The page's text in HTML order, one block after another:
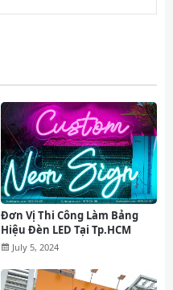
Đơn Vị Thi Công Làm Bảng
Hiệu Đèn LED Tại Tp.HCM
July 5, 2024